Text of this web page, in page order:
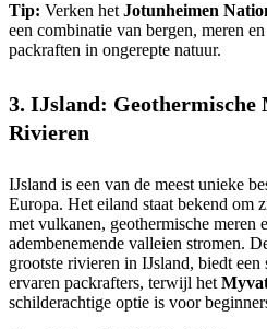
Tip: Verken het Jotunheimen
een combinatie van bergen, meren
packraften in ongerepte natuur.
3. IJsland: Geothermische
Rivieren
IJsland is een van de meest unieke
Europa. Het eiland staat bekend om
met vulkanen, geothermische
adembenemende valleien stromen.
grootste rivieren in IJsland, biedt
ervaren packrafters, terwijl het
schilderachtige optie is voor